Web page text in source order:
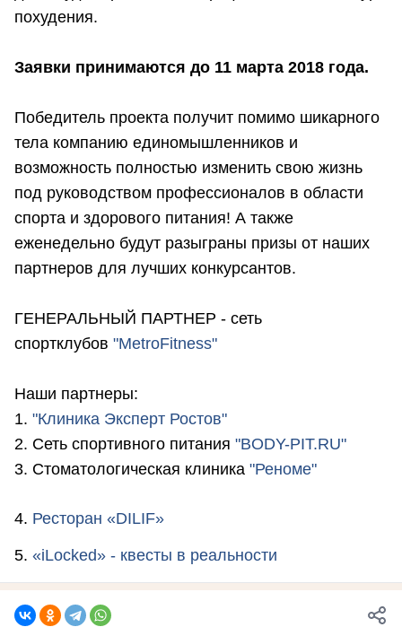
похудения.
Заявки принимаются до 11 марта 2018 года.
Победитель проекта получит помимо шикарного
тела компанию единомышленников и
возможность полностью изменить свою жизнь
под руководством профессионалов в области
спорта и здорового питания! А также
еженедельно будут разыграны призы от наших
партнеров для лучших конкурсантов.
ГЕНЕРАЛЬНЫЙ ПАРТНЕР - сеть
спортклубов "MetroFitness"
Наши партнеры:
1. "Клиника Эксперт Ростов"
2. Сеть спортивного питания "BODY-PIT.RU"
3. Стоматологическая клиника "Реноме"
4. Ресторан «DILIF»
5. «iLocked» - квесты в реальности